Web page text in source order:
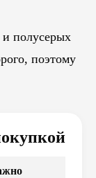
полусерых
поэтому